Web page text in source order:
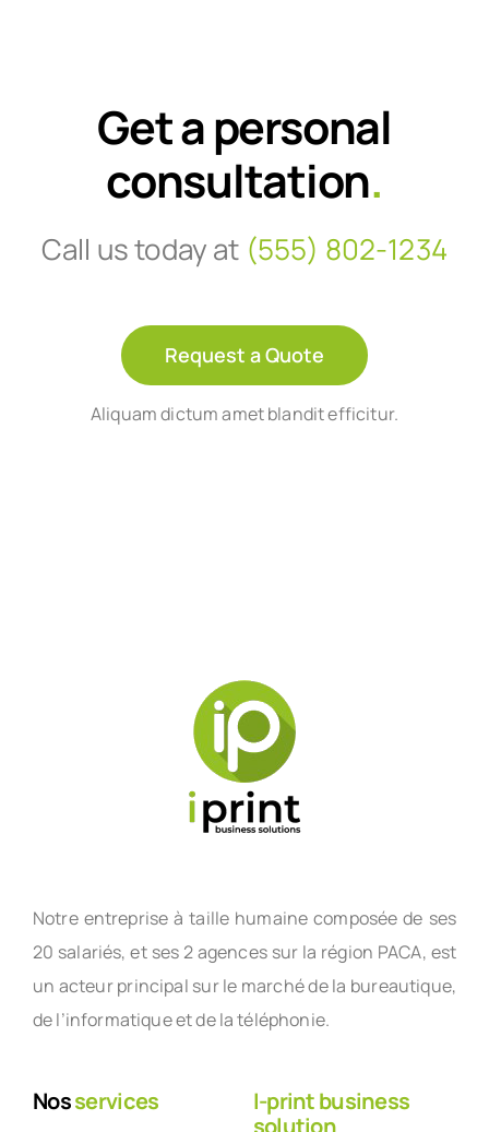
Get a personal
consultation.
Call us today at (555) 802-1234
Request a Quote
Aliquam dictum amet blandit efficitur.
Notre entreprise à taille humaine composée de ses
20 salariés, et ses 2 agences sur la région PACA, est
un acteur principal sur le marché de la bureautique,
de l’informatique et de la téléphonie.
Nosservices
I-print business
solution